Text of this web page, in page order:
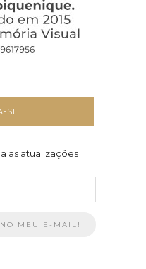
SE
as atualizações